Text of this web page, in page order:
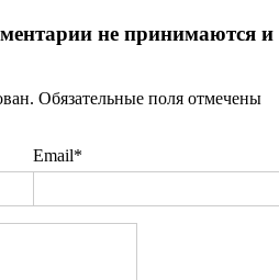
не принимаются и
Обязательные поля отмечены
Email*